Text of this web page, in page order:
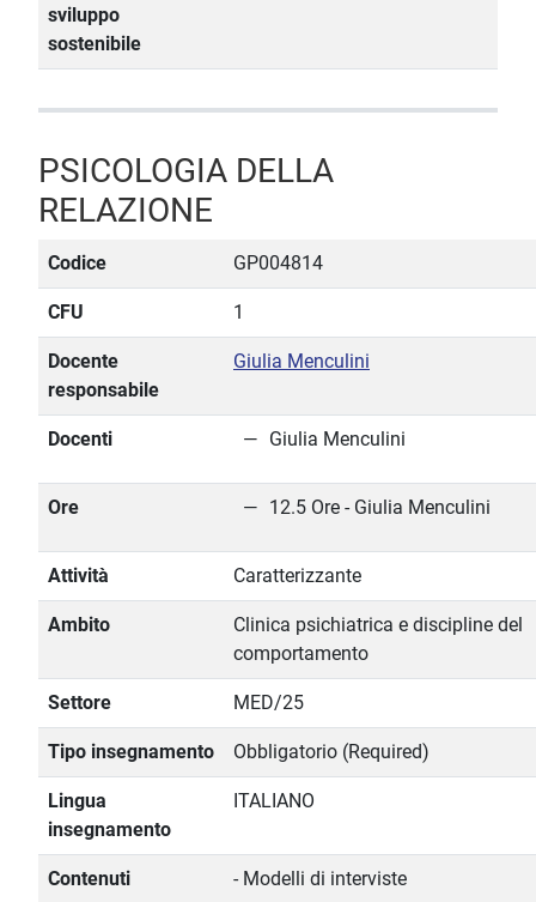
sviluppo
sostenibile
PSICOLOGIA DELLA
RELAZIONE
Codice GP004814
CFU 1
Docente
responsabile
Giulia Menculini
Docenti Giulia Menculini
Ore 12.5 Ore - Giulia Menculini
Attività Caratterizzante
Ambito
Clinica psichiatrica e discipline del
comportamento
Settore MED/25
Tipo insegnamento Obbligatorio (Required)
Lingua
insegnamento
ITALIANO
Contenuti - Modelli di interviste